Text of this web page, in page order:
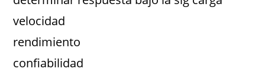
velocidad
rendimiento
confiabilidad